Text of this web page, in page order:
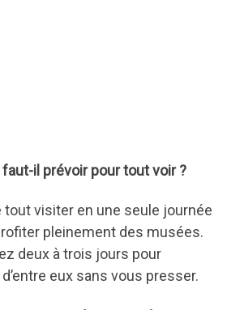
il prévoir pour tout voir ?
visiter en une seule journée
pleinement des musées.
deux à trois jours pour
eux sans vous presser.